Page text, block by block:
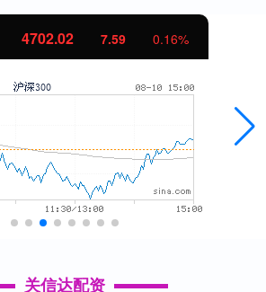
4702.02 7.59 0.16%
关信达配资